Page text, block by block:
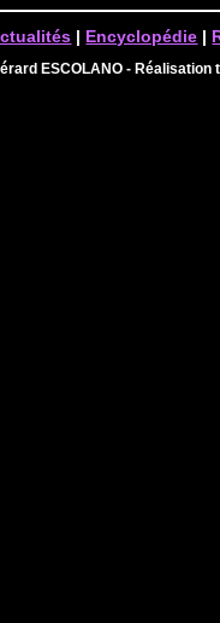
| Encyclopédie |
ESCOLANO -